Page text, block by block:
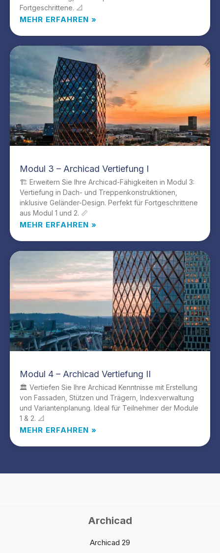
Fortgeschrittene. 📐
MEHR ERFAHREN »
Modul 3 – Archicad Vertiefung I
🏗️ Erweitern Sie Ihre Archicad-Fähigkeiten in Modul 3:
Vertiefung in Dach- und Treppenkonstruktionen,
inklusive Geländer-Design. Perfekt für Fortgeschrittene
aus Modul 1 und 2. 📏
MEHR ERFAHREN »
Modul 4 – Archicad Vertiefung II
🏛️ Vertiefen Sie Ihre Archicad Kenntnisse mit Erstellung
von Fassaden, Stützen und Trägern, Indexverwaltung
und Variantenplanung. Ideal für Teilnehmer der Module
1 & 2. 📐
MEHR ERFAHREN »
Archicad
Archicad 29